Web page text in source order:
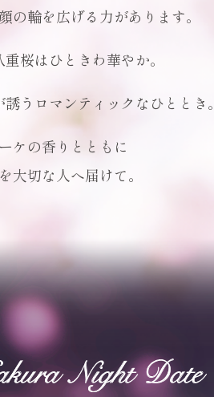
の輪を広げる 力があります。
重桜はひときわ華やか。
う ロマンティックなひととき
ケの香りとともに
大切な人へ届けて。